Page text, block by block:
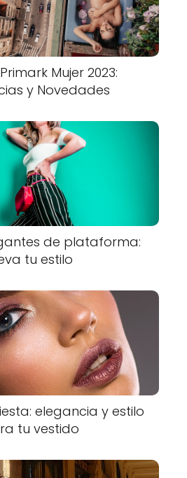
Mujer 2023:
y Novedades
de plataforma:
tu estilo
elegancia y estilo
tu vestido